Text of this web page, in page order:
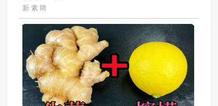
新素簡